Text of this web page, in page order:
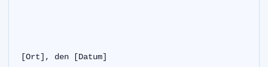
[Ort], den [Datum]